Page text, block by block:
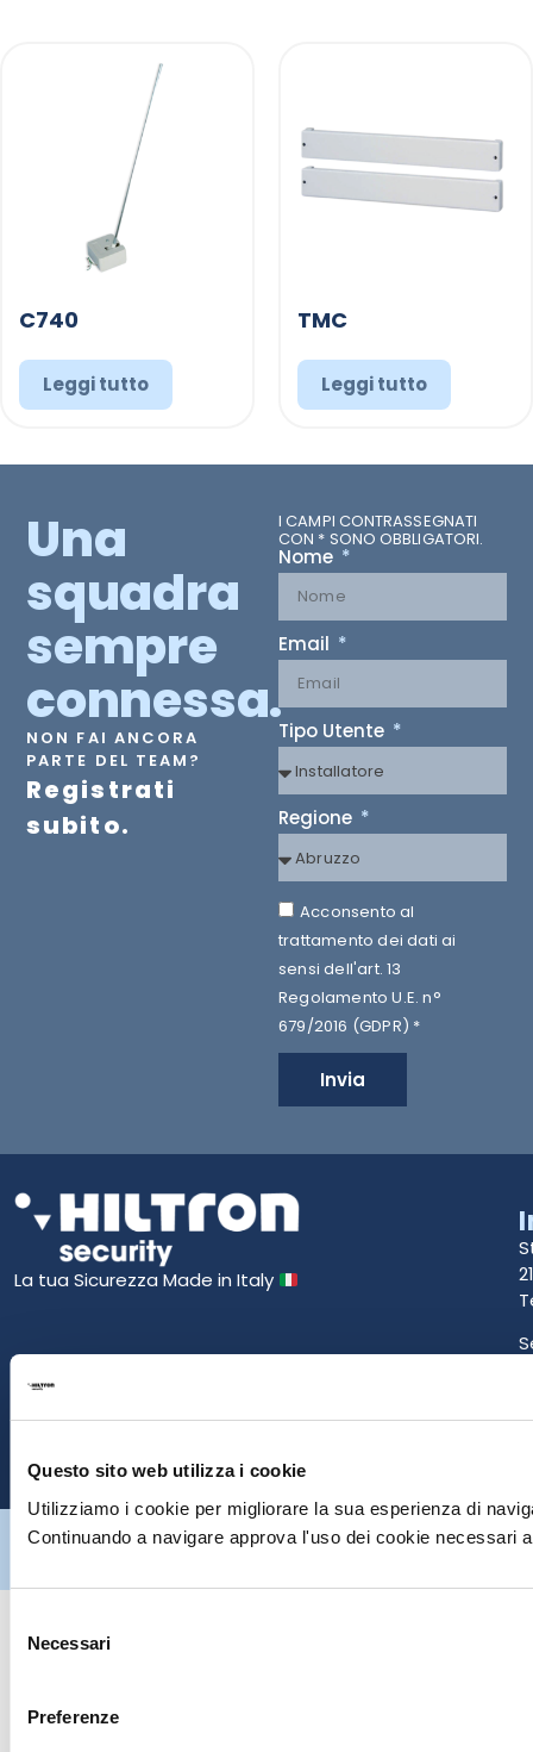
Questo sito web utilizza i cookie
Utilizziamo i cookie per migliorare la sua esperienza di
Continuando a navigare approva l'uso dei cookie necessari
delNecessari
Preferenze
C740
Leggi tutto
TMC
Leggi tutto
Una
squadra
sempre
connessa.
NON FAI ANCORA
PARTE DEL TEAM?
Registrati
subito.
I CAMPI CONTRASSEGNATI
CON * SONO OBBLIGATORI.
Nome
Email
Tipo Utente
Regione
Acconsento al
trattamento dei dati ai
sensi dell'art. 13
Regolamento U.E. n°
679/2016 (GDPR) *
Invia
La tua Sicurezza Made in Italy
Hiltron Security è distribuito in Italia da Hiltron Land S.r.l. | P.IVA
IT 07395971216 | Design byavcommunication.it| Tutti i diritti sono